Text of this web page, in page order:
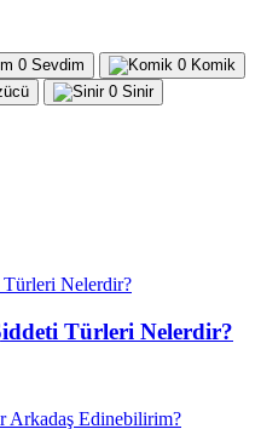
0 Sevdim 0 Komik
0 Sinir
Türleri Nelerdir?